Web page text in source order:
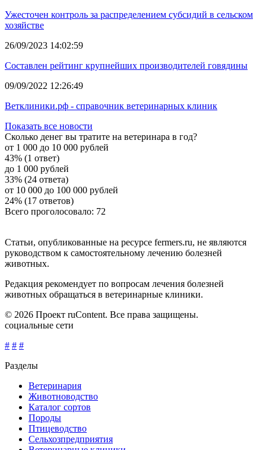
Ужесточен контроль за распределением субсидий в сельском
хозяйстве
26/09/2023 14:02:59
Составлен рейтинг крупнейших производителей говядины
09/09/2022 12:26:49
Ветклиники.рф - справочник ветеринарных клиник
Показать все новости
Сколько денег вы тратите на ветеринара в год?
от 1 000 до 10 000 рублей
43% (1 ответ)
до 1 000 рублей
33% (24 ответа)
от 10 000 до 100 000 рублей
24% (17 ответов)
Всего проголосовало: 72
Статьи, опубликованные на ресурсе fermers.ru, не являются
руководством к самостоятельному лечению болезней
животных.
Редакция рекомендует по вопросам лечения болезней
животных обращаться в ветеринарные клиники.
© 2026 Проект ruContent. Все права защищены.
социальные сети
# # #
Разделы
Ветеринария
Животноводство
Каталог сортов
Породы
Птицеводство
Сельхозпредприятия